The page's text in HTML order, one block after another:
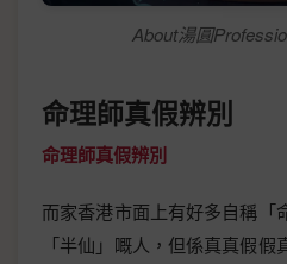
About湯圓
命理師真假辨別
命理師真假辨別
而家香港市面上有好多自稱「
「半仙」嘅人，但係真真假